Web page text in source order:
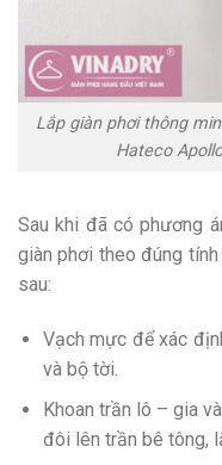
Lắp giàn phơi thông
Hateco
Sau khi đã có phương
giàn phơi theo đúng
sau:
Vạch mực để xác
và bộ tời.
Khoan trần lô – gia
đôi lên trần bê tông,